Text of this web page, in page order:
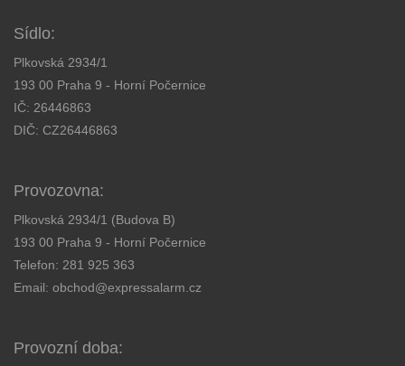
Sídlo:
Plkovská 2934/1
193 00 Praha 9 - Horní Počernice
IČ: 26446863
DIČ: CZ26446863
Provozovna:
Plkovská 2934/1 (Budova B)
193 00 Praha 9 - Horní Počernice
Telefon: 281 925 363
Email: obchod@expressalarm.cz
Provozní doba: